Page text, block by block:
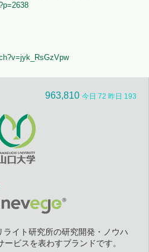
963,810 今日 72 昨日 193
イト研究所の研究開発・ノウハ
ビスを表わすブランドです。